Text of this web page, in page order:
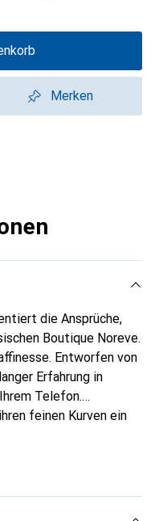
Merken
die Ansprüche,
Boutique Noreve.
Entworfen von
Erfahrung in
Telefon.
feinen Kurven ein
für Ihr
eine zuverlässige